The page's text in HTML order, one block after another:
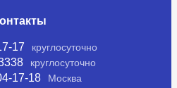
17 круглосуточно
круглосуточно
17-18 Москва